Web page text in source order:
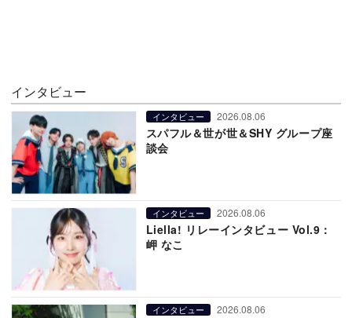
インタビュー
インタビュー 2026.08.06
スパフル＆世が世＆SHY グループ座
談会
インタビュー 2026.08.06
Liella! リレーインタビュー Vol.9：
岬 なこ
インタビュー 2026.08.06